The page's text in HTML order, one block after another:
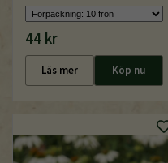
44 kr
Läs mer Köp nu